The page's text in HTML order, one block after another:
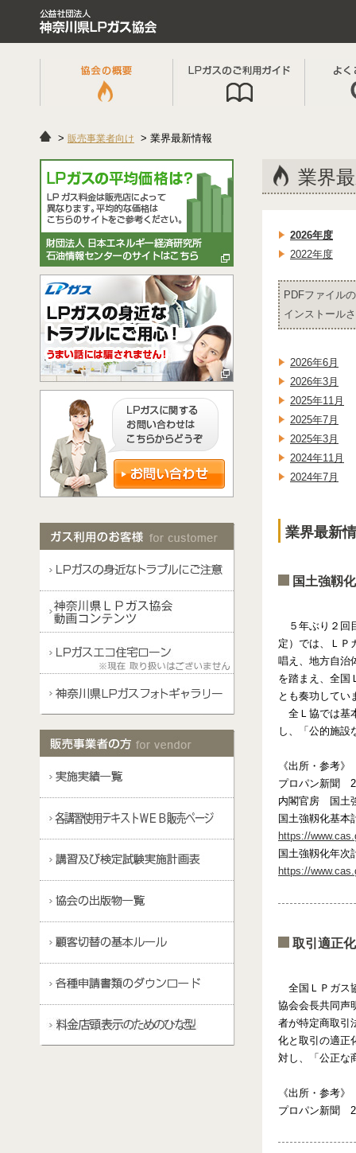
販売事業者向け 業界最新情報
業界
2026年度
2022年度
PDFファイル
インストール
2026年6月
2026年3月
2025年11月
2025年7月
2025年3月
2024年11月
2024年7月
業界最新
国土強靱
５年ぶり２回
定）では、ＬＰ
唱え、地方自治
を踏まえ、全国
とも奏功してい
全Ｌ協では基
し、「公的施設
《出所・参考》
プロパン新聞
内閣官房 国土
国土強靱化基本
https://
国土強靱化年次
https://
取引適正
全国ＬＰガス
協会会長共同声
者が特定商取引
化と取引の適正
対し、「公正な
《出所・参考》
プロパン新聞